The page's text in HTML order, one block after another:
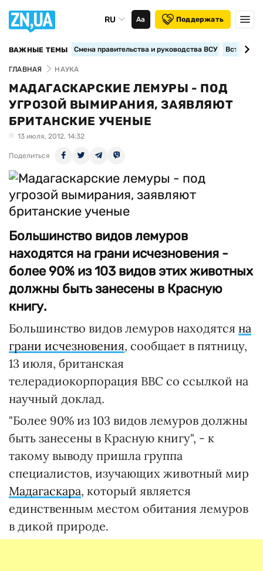
RU Аа Поддержать
ВАЖНЫЕ ТЕМЫ Смена правительства и руководства ВСУ
ГЛАВНАЯ НАУКА
МАДАГАСКАРСКИЕ ЛЕМУРЫ - ПОД
УГРОЗОЙ ВЫМИРАНИЯ, ЗАЯВЛЯЮТ
БРИТАНСКИЕ УЧЕНЫЕ
13 июля, 2012, 14:32
Поделиться
Большинство видов лемуров
находятся на грани исчезновения -
более 90% из 103 видов этих животных
должны быть занесены в Красную
книгу.
Большинство видов лемуров находятся на
грани исчезновения, сообщает в пятницу,
13 июля, британская
телерадиокорпорация BBC со ссылкой на
научный доклад.
"Более 90% из 103 видов лемуров должны
быть занесены в Красную книгу", - к
такому выводу пришла группа
специалистов, изучающих животный мир
Мадагаскара, который является
единственным местом обитания лемуров
в дикой природе.